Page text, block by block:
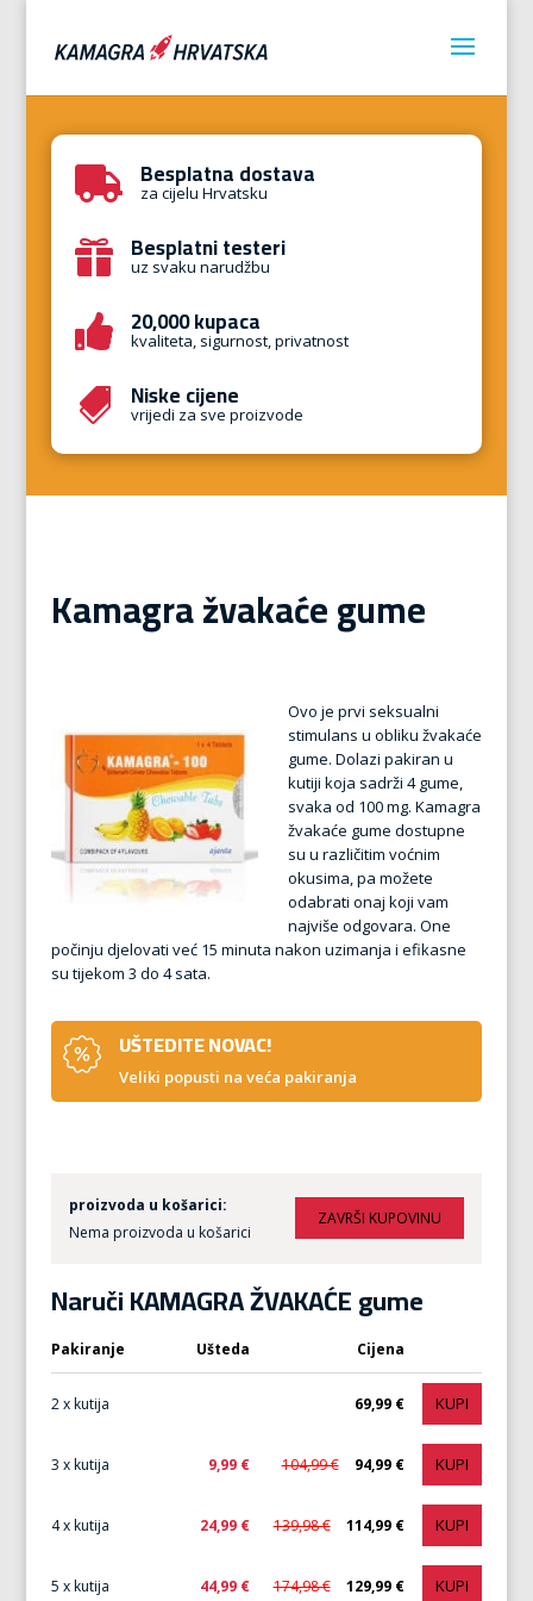
 Besplatna dostava
za cijelu Hrvatsku
 Besplatni testeri
uz svaku narudžbu
 20,000 kupaca
kvaliteta, sigurnost, privatnost
 Niske cijene
vrijedi za sve proizvode
Kamagra žvakaće gume
Ovo je prvi seksualni
stimulans u obliku žvakaće
gume. Dolazi pakiran u
kutiji koja sadrži 4 gume,
svaka od 100 mg. Kamagra
žvakaće gume dostupne
su u različitim voćnim
okusima, pa možete
odabrati onaj koji vam
najviše odgovara. One
počinju djelovati već 15 minuta nakon uzimanja i efikasne
su tijekom 3 do 4 sata.
UŠTEDITE NOVAC!
Veliki popusti na veća pakiranja
proizvoda u košarici:
Nema proizvoda u košarici
Naruči KAMAGRA ŽVAKAĆE gume
Pakiranje Ušteda Cijena
2 x kutija 69,99 € KUPI
3 x kutija 9,99 € 104,99 € 94,99 € KUPI
4 x kutija 24,99 € 139,98 € 114,99 € KUPI
5 x kutija 44,99 € 174,98 € 129,99 € KUPI